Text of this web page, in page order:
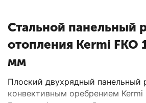
Стальной панельный
отопления Kermi FKO
мм
Плоский двухрядный панельный
конвективным оребрением Kermi